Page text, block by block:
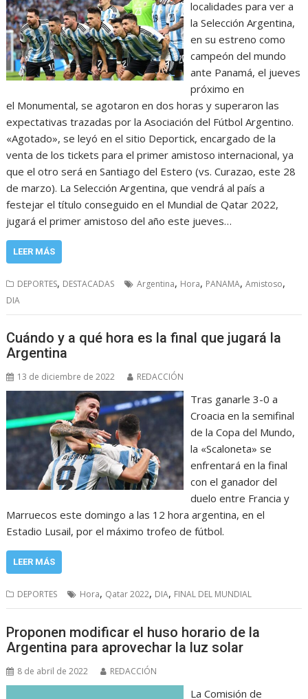
localidades para ver a
la Selección Argentina,
en su estreno como
campeón del mundo
ante Panamá, el jueves
próximo en
el Monumental, se agotaron en dos horas y superaron las
expectativas trazadas por la Asociación del Fútbol Argentino.
«Agotado», se leyó en el sitio Deportick, encargado de la
venta de los tickets para el primer amistoso internacional, ya
que el otro será en Santiago del Estero (vs. Curazao, este 28
de marzo). La Selección Argentina, que vendrá al país a
festejar el título conseguido en el Mundial de Qatar 2022,
jugará el primer amistoso del año este jueves…
LEER MÁS
DEPORTES, DESTACADAS Argentina, Hora, PANAMA,Amistoso,
DIA
Cuándo y a qué hora es la final que jugará la
Argentina
13 de diciembre de 2022 REDACCIÓN
Tras ganarle 3-0 a
Croacia en la semifinal
de la Copa del Mundo,
la «Scaloneta» se
enfrentará en la final
con el ganador del
duelo entre Francia y
Marruecos este domingo a las 12 hora argentina, en el
Estadio Lusail, por el máximo trofeo de fútbol.
LEER MÁS
DEPORTES Hora, Qatar 2022, DIA, FINAL DEL MUNDIAL
Proponen modificar el huso horario de la
Argentina para aprovechar la luz solar
8 de abril de 2022 REDACCIÓN
La Comisión de